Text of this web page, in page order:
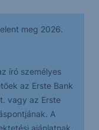
meg 2026.
író személyes
az Erste Bank
vagy az Erste
A
ajánlatnak,